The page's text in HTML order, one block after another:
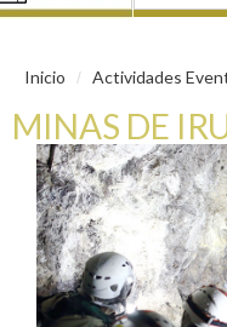
Inicio / Actividades
MINAS DE